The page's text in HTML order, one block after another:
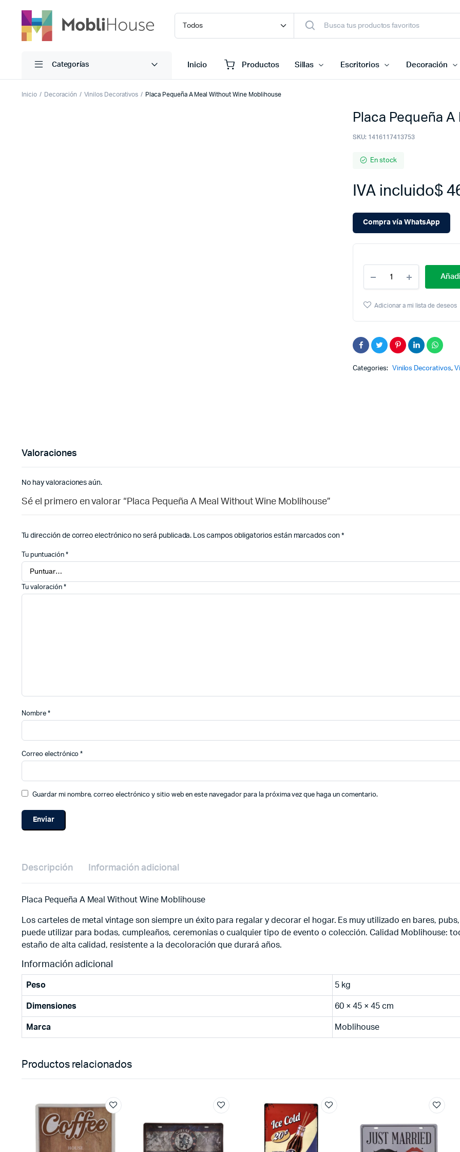
Categorías Inicio Productos Sillas Escritorios Decoración
Inicio Decoración Vinilos Decorativos Placa Pequeña A Meal Without Wine Moblihouse
Placa Pequeña
SKU: 1416117413753
En stock
$
IVA incluido
Compra vía WhatsApp
Placa
Pequeña
Meal
Moblihouse
Adicionar a mi lista de deseos
Categories: Vinilos Decorativos,
Valoraciones
No hay valoraciones aún.
Sé el primero en valorar “Placa Pequeña A Meal Without Wine Moblihouse”
Tu dirección de correo electrónico no será publicada. Los campos obligatorios están marcados con*
Tu puntuación *
Tu valoración *
Nombre *
Correo electrónico*
Guardar mi nombre, correo electrónico y sitio web en este navegador para la próxima vez que haga un comentario.
Descripción Información adicional
Placa Pequeña A Meal Without Wine Moblihouse
Los carteles de metal vintage son siempre un éxito para regalar y decorar el hogar. Es muy utilizado en bares,
puede utilizar para bodas, cumpleaños, ceremonias o cualquier tipo de evento o colección. Calidad Moblihouse:
estaño de alta calidad, resistente a la decoloración que durará años.
Información adicional
Peso 5 kg
Dimensiones 60 × 45 × 45 cm
Marca Moblihouse
Productos relacionados